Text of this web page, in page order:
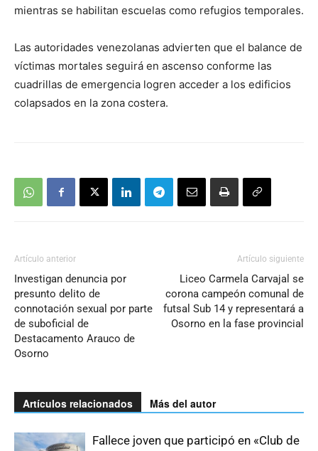
mientras se habilitan escuelas como refugios temporales.
Las autoridades venezolanas advierten que el balance de
víctimas mortales seguirá en ascenso conforme las
cuadrillas de emergencia logren acceder a los edificios
colapsados en la zona costera.
Artículo anterior
Investigan denuncia por
presunto delito de
connotación sexual por parte
de suboficial de
Destacamento Arauco de
Osorno
Artículo siguiente
Liceo Carmela Carvajal se
corona campeón comunal de
futsal Sub 14 y representará a
Osorno en la fase provincial
Artículos relacionados Más del autor
Fallece joven que participó en «Club de